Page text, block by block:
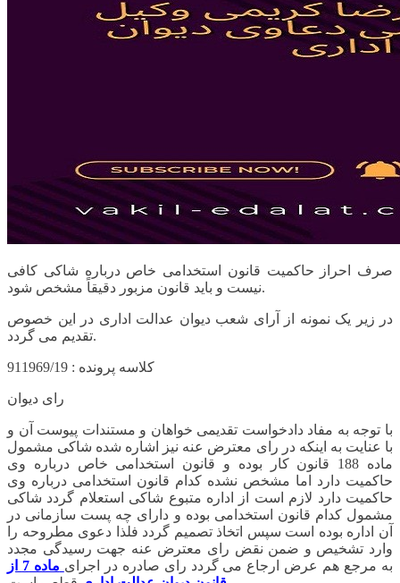
صرف احراز حاکمیت قانون استخدامی خاص درباره شاکی کافی
نیست و باید قانون مزبور دقیقاً مشخص شود.
در زیر یک نمونه از آرای شعب دیوان عدالت اداری در این خصوص
تقدیم می گردد.
کلاسه پرونده : 911969/19
رای دیوان
با توجه به مفاد دادخواست تقدیمی خواهان و مستندات پیوست آن و
با عنایت به اینکه در رای معترض عنه نیز اشاره شده شاکی مشمول
ماده 188 قانون کار بوده و قانون استخدامی خاص درباره وی
حاکمیت دارد اما مشخص نشده کدام قانون استخدامی درباره وی
حاکمیت دارد لازم است از اداره متبوع شاکی استعلام گردد شاکی
مشمول کدام قانون استخدامی بوده و دارای چه پست سازمانی در
آن اداره بوده است سپس اتخاذ تصمیم گردد فلذا دعوی مطروحه را
وارد تشخیص و ضمن نقض رای معترض عنه جهت رسیدگی مجدد
به مرجع هم عرض ارجاع می گردد رای صادره در اجرای
ماده 7 از